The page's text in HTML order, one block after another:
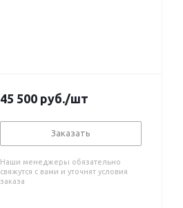
45 500 руб./шт
Заказать
Наши менеджеры обязательно
свяжутся с вами и уточнят условия
заказа